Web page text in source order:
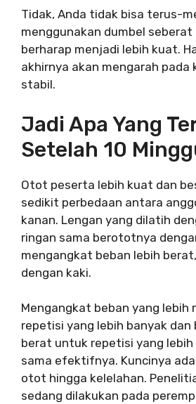
Tidak, Anda tidak bisa terus-
menggunakan dumbel seberat
berharap menjadi lebih kuat.
akhirnya akan mengarah pada
stabil.
Jadi Apa Yang
Setelah 10
Otot peserta lebih kuat dan
sedikit perbedaan antara
kanan. Lengan yang dilatih
ringan sama berototnya
mengangkat beban lebih
dengan kaki.
Mengangkat beban yang lebih
repetisi yang lebih banyak dan
berat untuk repetisi yang
sama efektifnya. Kuncinya
otot hingga kelelahan.
sedang dilakukan pada